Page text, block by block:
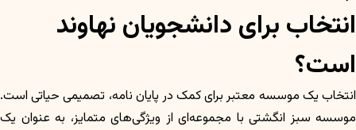
انتخاب برای دانشجویان نهاوند
است؟
انتخاب یک موسسه معتبر برای کمک در پایان نامه، تصمیمی حیاتی است.
موسسه سبز انگشتی با مجموعه‌ای از ویژگی‌های متمایز، به عنوان یک